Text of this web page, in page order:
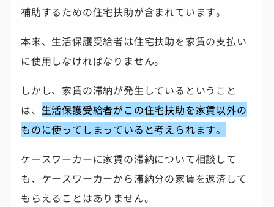
補助するための住宅扶助が含まれています。
本来、生活保護受給者は住宅扶助を家賃の支払い
に使用しなければなりません。
しかし、家賃の滞納が発生しているということ
は、 生活保護受給者がこの住宅扶助を家賃以外の
ものに使ってしまっていると考えられます。
ケースワーカーに家賃の滞納について相談して
も、ケースワーカーから滞納分の家賃を返済して
もらえることはありません。